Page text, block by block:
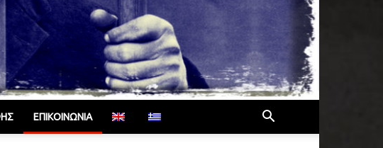
ΕΠΙΚΟΙΝΩΝΊΑ